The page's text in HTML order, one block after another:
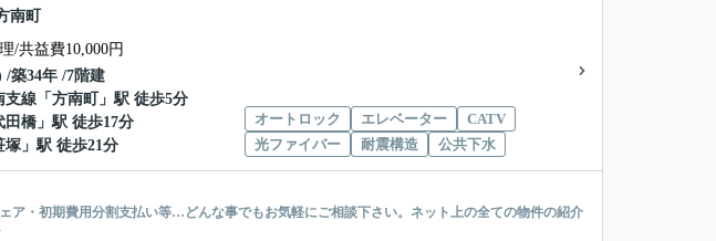
南町
/共益費10,000円
/築34年 /7階建
支線 「 方南町
」駅 徒歩5分
田橋 」駅 徒歩17分
塚 」駅 徒歩21分
オートロック エレベーター
CATV
光ファイバー
耐震構造 公共下水
ア・初期費用分割支払い等…どんな事でもお気軽にご相談下さい。ネット上の全ての物件の紹介